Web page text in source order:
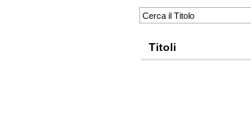
Titoli